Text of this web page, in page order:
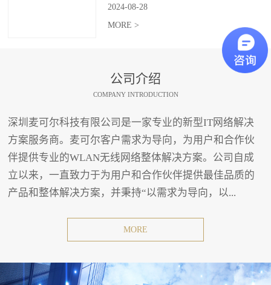
2024-08-28
MORE >
公司介绍
COMPANY INTRODUCTION
深圳麦可尔科技有限公司是一家专业的新型IT网络解决
方案服务商。麦可尔客户需求为导向，为用户和合作伙
伴提供专业的WLAN无线网络整体解决方案。公司自成
立以来，一直致力于为用户和合作伙伴提供最佳品质的
产品和整体解决方案，并秉持“以需求为导向，以...
MORE